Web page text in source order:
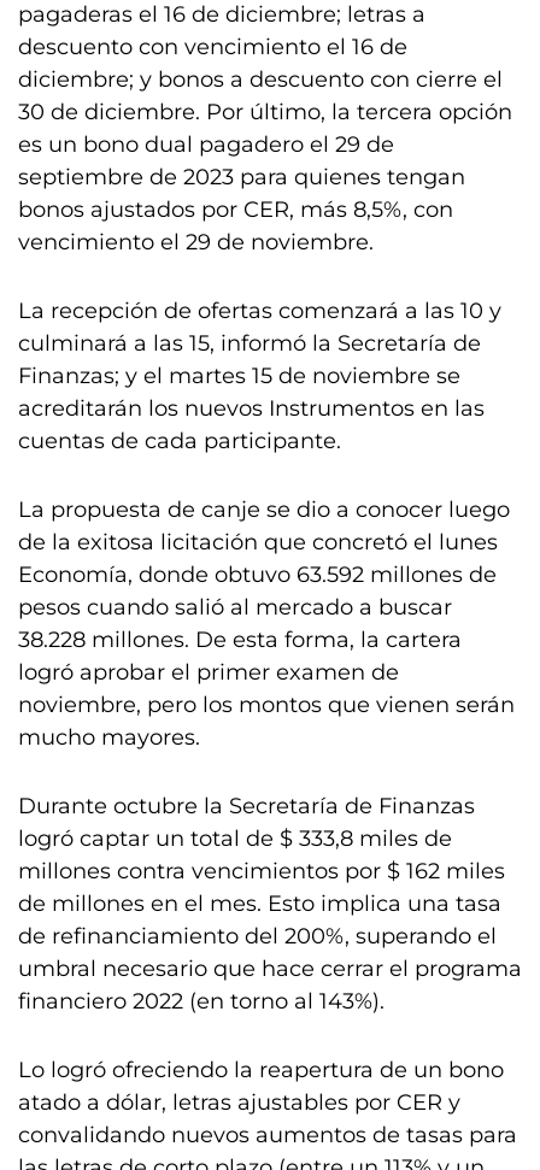
pagaderas el 16 de diciembre; letras a
descuento con vencimiento el 16 de
diciembre; y bonos a descuento con cierre el
30 de diciembre. Por último, la tercera opción
es un bono dual pagadero el 29 de
septiembre de 2023 para quienes tengan
bonos ajustados por CER, más 8,5%, con
vencimiento el 29 de noviembre.
La recepción de ofertas comenzará a las 10 y
culminará a las 15, informó la Secretaría de
Finanzas; y el martes 15 de noviembre se
acreditarán los nuevos Instrumentos en las
cuentas de cada participante.
La propuesta de canje se dio a conocer luego
de la exitosa licitación que concretó el lunes
Economía, donde obtuvo 63.592 millones de
pesos cuando salió al mercado a buscar
38.228 millones. De esta forma, la cartera
logró aprobar el primer examen de
noviembre, pero los montos que vienen serán
mucho mayores.
Durante octubre la Secretaría de Finanzas
logró captar un total de $ 333,8 miles de
millones contra vencimientos por $ 162 miles
de millones en el mes. Esto implica una tasa
de refinanciamiento del 200%, superando el
umbral necesario que hace cerrar el programa
financiero 2022 (en torno al 143%).
Lo logró ofreciendo la reapertura de un bono
atado a dólar, letras ajustables por CER y
convalidando nuevos aumentos de tasas para